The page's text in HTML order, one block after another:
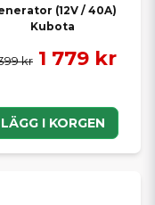
(12V / 40A)
Kubota
kr 1 779 kr
LÄGG I KORGEN